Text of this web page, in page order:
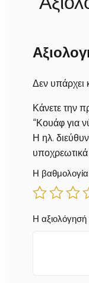
Δεν υπάρχει
Κάνετε την
“Κουάφ για
Η ηλ.
Η
Η